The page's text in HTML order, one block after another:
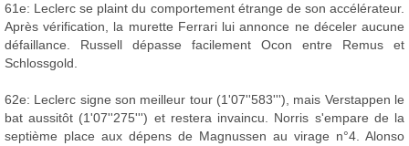
61e: Leclerc se plaint du comportement étrange de son accélérateur.
Après vérification, la murette Ferrari lui annonce ne déceler aucune
défaillance. Russell dépasse facilement Ocon entre Remus et
Schlossgold.
62e: Leclerc signe son meilleur tour (1'07''583'''), mais Verstappen le
bat aussitôt (1'07''275''') et restera invaincu. Norris s'empare de la
septième place aux dépens de Magnussen au virage n°4. Alonso